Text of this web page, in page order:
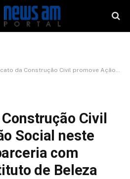
Civil promove Ação Social neste sábado em parceria com Semsa e Instituto de Beleza
Civil
Social neste
com
de Beleza